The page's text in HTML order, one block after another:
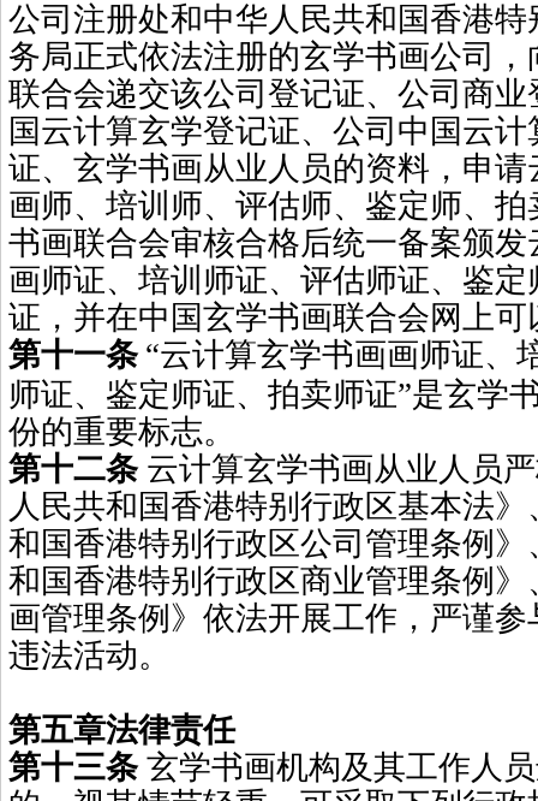
公司注册处和中华人民共和国香港
务局正式依法注册的玄学书画公司
联合会递交该公司登记证、公司商
国云计算玄学登记证、公司中国云
证、玄学书画从业人员的资料，申
画师、培训师、评估师、鉴定师、
书画联合会审核合格后统一备案颁
画师证、培训师证、评估师证、鉴
证，并在中国玄学书画联合会网上可
第十一条 “云计算玄学书画画师证、
师证、鉴定师证、拍卖师证”是玄学
份的重要标志。
第十二条 云计算玄学书画从业人员
人民共和国香港特别行政区基本法
和国香港特别行政区公司管理条例
和国香港特别行政区商业管理条例
画管理条例》依法开展工作，严谨
违法活动。
第五章法律责任
第十三条 玄学书画机构及其工作人